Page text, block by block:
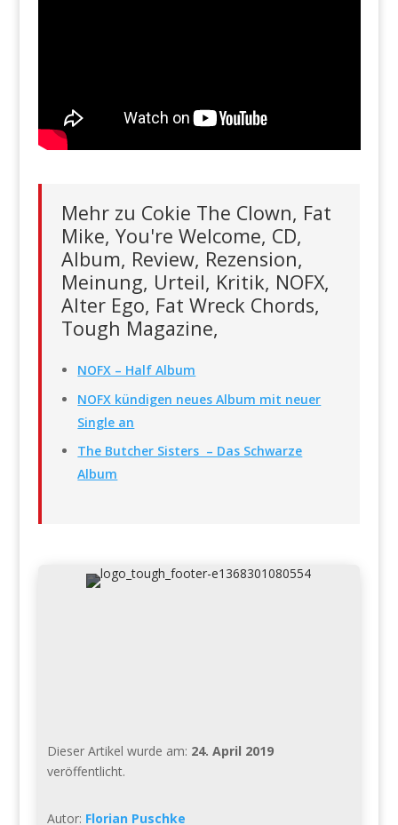
Mehr zu Cokie The Clown, Fat
Mike, You're Welcome, CD,
Album, Review, Rezension,
Meinung, Urteil, Kritik, NOFX,
Alter Ego, Fat Wreck Chords,
Tough Magazine,
NOFX – Half Album
NOFX kündigen neues Album mit neuer
Single an
The Butcher Sisters – Das Schwarze
Album
Dieser Artikel wurde am: 24. April 2019
veröffentlicht.
Autor: Florian Puschke